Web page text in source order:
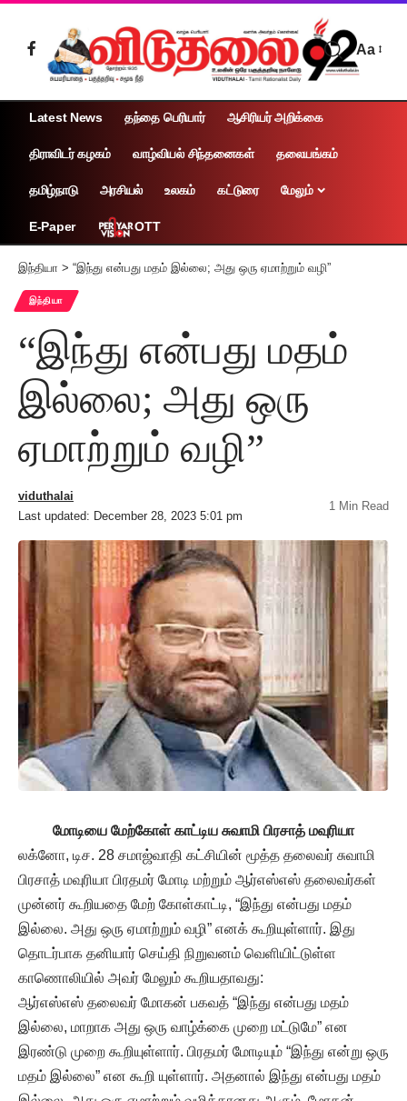
Aa
Latest News தந்தை பெரியார் ஆசிரியர் அறிக்கை
திராவிடர் கழகம் வாழ்வியல் சிந்தனைகள் தலையங்கம்
தமிழ்நாடு அரசியல் உலகம் கட்டுரை மேலும்
E-Paper OTT
இந்தியா > “இந்து என்பது மதம் இல்லை; அது ஒரு ஏமாற்றும் வழி”
இந்தியா
“இந்து என்பது மதம்
இல்லை; அது ஒரு
ஏமாற்றும் வழி”
Last updated: December 28, 2023 5:01 pm
viduthalai
1 Min Read
மோடியை மேற்கோள் காட்டிய சுவாமி பிரசாத் மவுரியா
லக்னோ, டிச. 28 சமாஜ்வாதி கட்சியின் மூத்த தலைவர் சுவாமி
பிரசாத் மவுரியா பிரதமர் மோடி மற்றும் ஆர்எஸ்எஸ் தலைவர்கள்
முன்னர் கூறியதை மேற் கோள்காட்டி, “இந்து என்பது மதம்
இல்லை. அது ஒரு ஏமாற்றும் வழி” எனக் கூறியுள்ளார். இது
தொடர்பாக தனியார் செய்தி நிறுவனம் வெளியிட்டுள்ள
காணொலியில் அவர் மேலும் கூறியதாவது:
ஆர்எஸ்எஸ் தலைவர் மோகன் பகவத் “இந்து என்பது மதம்
இல்லை, மாறாக அது ஒரு வாழ்க்கை முறை மட்டுமே” என
இரண்டு முறை கூறியுள்ளார். பிரதமர் மோடியும் “இந்து என்று ஒரு
மதம் இல்லை” என கூறி யுள்ளார். அதனால் இந்து என்பது மதம்